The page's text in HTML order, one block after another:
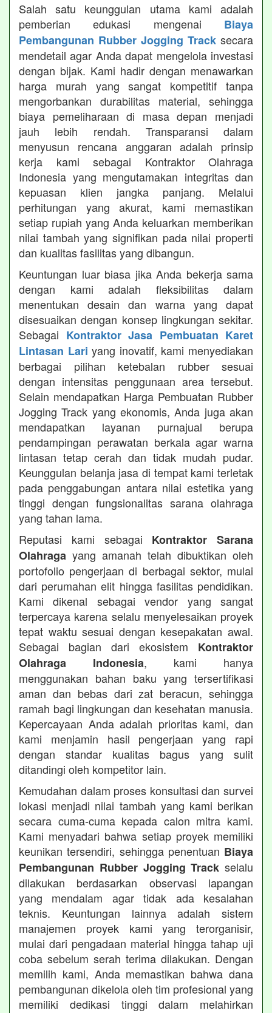
Salah satu keunggulan utama kami adalah
pemberian edukasi mengenai Biaya
Pembangunan Rubber Jogging Track secara
mendetail agar Anda dapat mengelola investasi
dengan bijak. Kami hadir dengan menawarkan
harga murah yang sangat kompetitif tanpa
mengorbankan durabilitas material, sehingga
biaya pemeliharaan di masa depan menjadi
jauh lebih rendah. Transparansi dalam
menyusun rencana anggaran adalah prinsip
kerja kami sebagai Kontraktor Olahraga
Indonesia yang mengutamakan integritas dan
kepuasan klien jangka panjang. Melalui
perhitungan yang akurat, kami memastikan
setiap rupiah yang Anda keluarkan memberikan
nilai tambah yang signifikan pada nilai properti
dan kualitas fasilitas yang dibangun.
Keuntungan luar biasa jika Anda bekerja sama
dengan kami adalah fleksibilitas dalam
menentukan desain dan warna yang dapat
disesuaikan dengan konsep lingkungan sekitar.
Sebagai Kontraktor Jasa Pembuatan Karet
Lintasan Lari yang inovatif, kami menyediakan
berbagai pilihan ketebalan rubber sesuai
dengan intensitas penggunaan area tersebut.
Selain mendapatkan Harga Pembuatan Rubber
Jogging Track yang ekonomis, Anda juga akan
mendapatkan layanan purnajual berupa
pendampingan perawatan berkala agar warna
lintasan tetap cerah dan tidak mudah pudar.
Keunggulan belanja jasa di tempat kami terletak
pada penggabungan antara nilai estetika yang
tinggi dengan fungsionalitas sarana olahraga
yang tahan lama.
Reputasi kami sebagai Kontraktor Sarana
Olahraga yang amanah telah dibuktikan oleh
portofolio pengerjaan di berbagai sektor, mulai
dari perumahan elit hingga fasilitas pendidikan.
Kami dikenal sebagai vendor yang sangat
terpercaya karena selalu menyelesaikan proyek
tepat waktu sesuai dengan kesepakatan awal.
Sebagai bagian dari ekosistem Kontraktor
Olahraga Indonesia, kami hanya
menggunakan bahan baku yang tersertifikasi
aman dan bebas dari zat beracun, sehingga
ramah bagi lingkungan dan kesehatan manusia.
Kepercayaan Anda adalah prioritas kami, dan
kami menjamin hasil pengerjaan yang rapi
dengan standar kualitas bagus yang sulit
ditandingi oleh kompetitor lain.
Kemudahan dalam proses konsultasi dan survei
lokasi menjadi nilai tambah yang kami berikan
secara cuma-cuma kepada calon mitra kami.
Kami menyadari bahwa setiap proyek memiliki
keunikan tersendiri, sehingga penentuan Biaya
Pembangunan Rubber Jogging Track selalu
dilakukan berdasarkan observasi lapangan
yang mendalam agar tidak ada kesalahan
teknis. Keuntungan lainnya adalah sistem
manajemen proyek kami yang terorganisir,
mulai dari pengadaan material hingga tahap uji
coba sebelum serah terima dilakukan. Dengan
memilih kami, Anda memastikan bahwa dana
pembangunan dikelola oleh tim profesional yang
memiliki dedikasi tinggi dalam melahirkan